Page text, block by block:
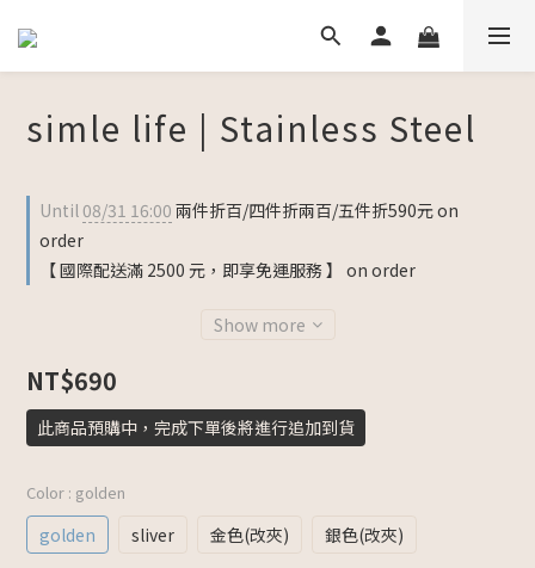
simle life | Stainless Steel
Until 08/31 16:00 兩件折百/四件折兩百/五件折590元 on
order
【 國際配送滿 2500 元，即享免運服務 】 on order
Show more
NT$690
此商品預購中，完成下單後將進行追加到貨
Color : golden
golden sliver 金色(改夾) 銀色(改夾)